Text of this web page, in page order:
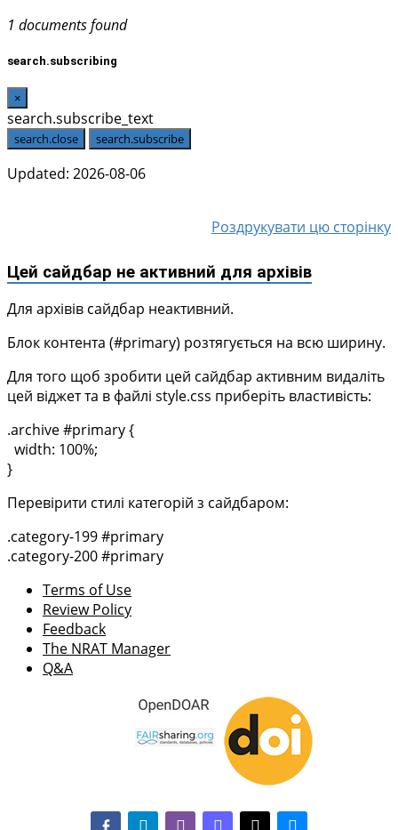
1 documents found
search.subscribing
×
search.subscribe_text
search.close search.subscribe
Updated: 2026-08-06
Роздрукувати цю сторінку
Цей сайдбар не активний для архівів
Для архівів сайдбар неактивний.
Блок контента (#primary) розтягується на всю ширину.
Для того щоб зробити цей сайдбар активним видаліть
цей віджет та в файлі style.css приберіть властивість:
.archive #primary {
width: 100%;
}
Перевірити стилі категорій з сайдбаром:
.category-199 #primary
.category-200 #primary
Terms of Use
Review Policy
Feedback
The NRAT Manager
Q&A
facebook-alt
telegramwhatsappmastodonthreadsbluesky